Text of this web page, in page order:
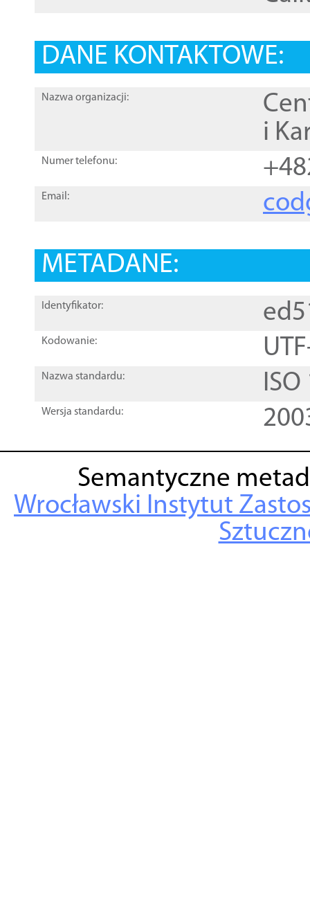
DANE KONTAKTOWE:
Nazwa organizacji:
i
Numer telefonu:
Email:
METADANE:
Identyfikator:
Kodowanie:
Nazwa standardu:
Wersja standardu:
Semantyczne
Wrocławski Instytut